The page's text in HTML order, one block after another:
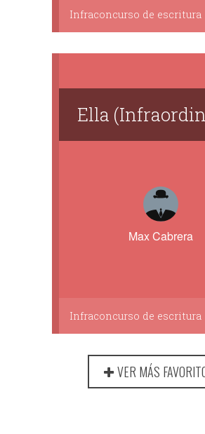
Infraconcurso de escritura
Ella
Max Cabrera
Infraconcurso de escritura
VER MÁS